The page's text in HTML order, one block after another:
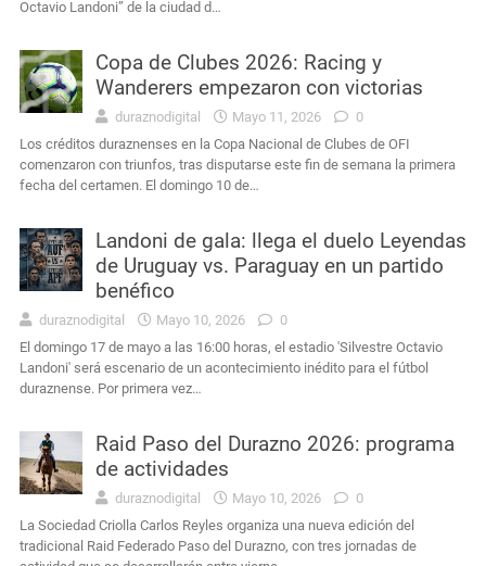
Octavio Landoni” de la ciudad d…
Copa de Clubes 2026: Racing y
Wanderers empezaron con victorias
duraznodigital Mayo 11, 2026
0
Los créditos duraznenses en la Copa Nacional de Clubes de OFI
comenzaron con triunfos, tras disputarse este fin de semana la primera
fecha del certamen. El domingo 10 de…
Landoni de gala: llega el duelo Leyendas
de Uruguay vs. Paraguay en un partido
benéfico
duraznodigital Mayo 10, 2026
0
El domingo 17 de mayo a las 16:00 horas, el estadio 'Silvestre Octavio
Landoni' será escenario de un acontecimiento inédito para el fútbol
duraznense. Por primera vez…
Raid Paso del Durazno 2026: programa
de actividades
duraznodigital Mayo 10, 2026
0
La Sociedad Criolla Carlos Reyles organiza una nueva edición del
tradicional Raid Federado Paso del Durazno, con tres jornadas de